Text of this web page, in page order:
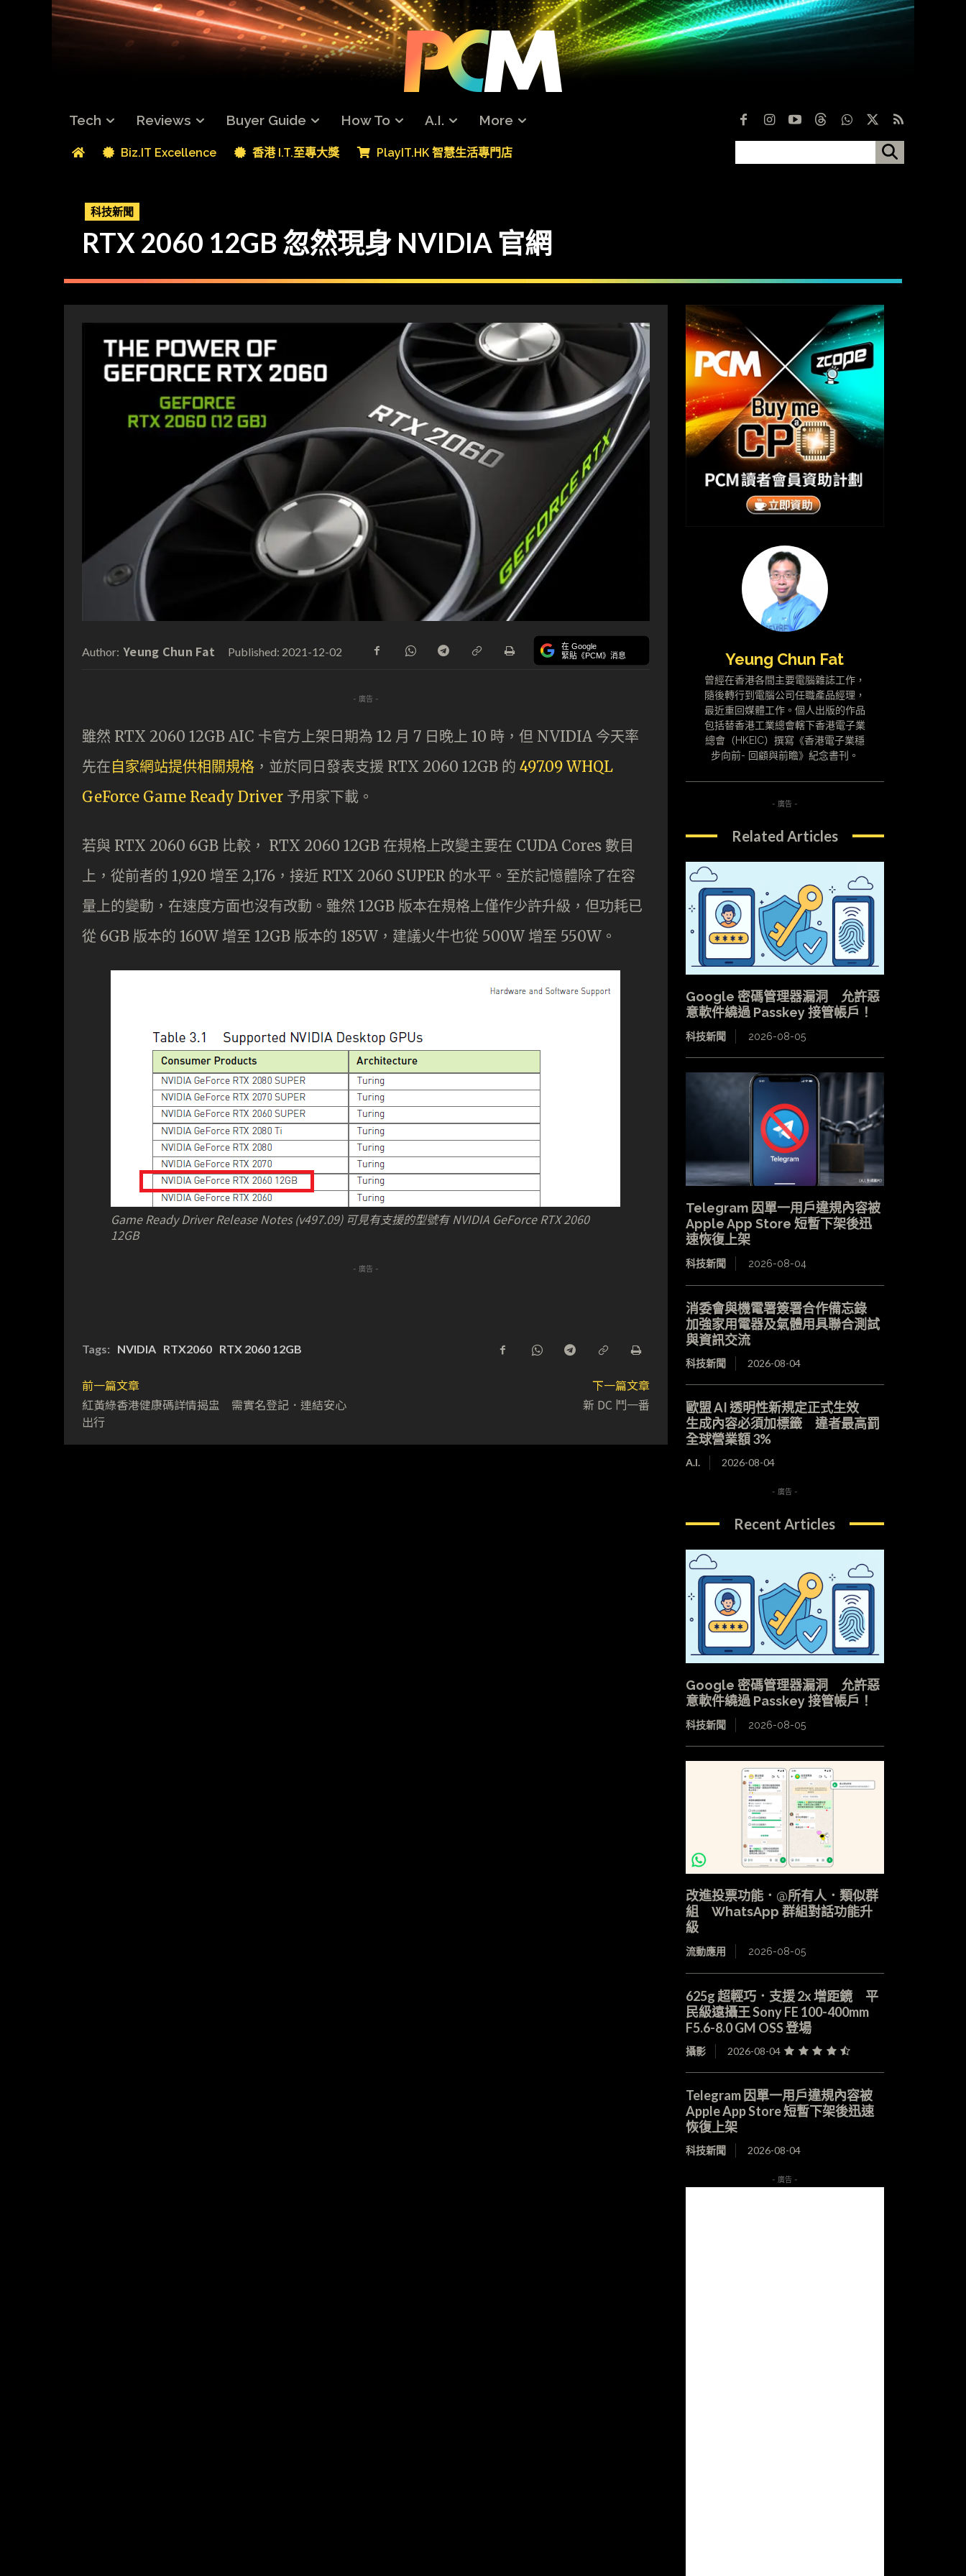
Tech Reviews Buyer Guide How To A.I. More
Biz.IT Excellence 香港 I.T.至專大獎 PlayIT.HK 智慧生活專門店
科技新聞
RTX 2060 12GB 忽然現身 NVIDIA 官網
Author: Yeung Chun Fat Published: 2021-12-02 在 Google
緊貼《PCM》消息
- 廣告 -
雖然 RTX 2060 12GB AIC 卡官方上架日期為 12 月 7 日晚上 10 時，但 NVIDIA 今天率
先在自家網站提供相關規格 ，並於同日發表支援 RTX 2060 12GB 的 497.09 WHQL
GeForce Game Ready Driver 予用家下載。
若與 RTX 2060 6GB 比較， RTX 2060 12GB 在規格上改變主要在 CUDA Cores 數目
上，從前者的 1,920 增至 2,176，接近 RTX 2060 SUPER 的水平。至於記憶體除了在容
量上的變動，在速度方面也沒有改動。雖然 12GB 版本在規格上僅作少許升級，但功耗已
從 6GB 版本的 160W 增至 12GB 版本的 185W，建議火牛也從 500W 增至 550W。
Game Ready Driver Release Notes (v497.09) 可見有支援的型號有 NVIDIA GeForce RTX 2060
12GB
- 廣告 -
Tags: NVIDIA RTX2060 RTX 2060 12GB
前一篇文章
紅黃綠香港健康碼詳情揭盅 需實名登記．連結安心
出行
下一篇文章
新 DC 鬥一番
Yeung Chun Fat
曾經在香港各間主要電腦雜誌工作，
隨後轉行到電腦公司任職產品經理，
最近重回媒體工作。個人出版的作品
包括替香港工業總會轄下香港電子業
總會（HKEIC）撰寫《香港電子業穩
步向前- 回顧與前瞻》紀念書刊。
- 廣告 -
Related Articles
Google 密碼管理器漏洞 允許惡
意軟件繞過 Passkey 接管帳戶！
科技新聞 2026-08-05
Telegram 因單一用戶違規內容被
Apple App Store 短暫下架後迅
速恢復上架
科技新聞 2026-08-04
消委會與機電署簽署合作備忘錄
加強家用電器及氣體用具聯合測試
與資訊交流
科技新聞 2026-08-04
歐盟 AI 透明性新規定正式生效
生成內容必須加標籤 違者最高罰
全球營業額 3%
A.I. 2026-08-04
- 廣告 -
Recent Articles
Google 密碼管理器漏洞 允許惡
意軟件繞過 Passkey 接管帳戶！
科技新聞 2026-08-05
改進投票功能．@所有人．類似群
組 WhatsApp 群組對話功能升
級
流動應用 2026-08-05
625g 超輕巧．支援 2x 增距鏡 平
民級遠攝王 Sony FE 100-400mm
F5.6-8.0 GM OSS 登場
攝影 2026-08-04
Telegram 因單一用戶違規內容被
Apple App Store 短暫下架後迅速
恢復上架
科技新聞 2026-08-04
- 廣告 -